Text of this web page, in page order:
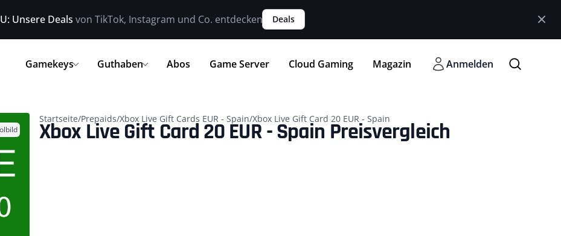
Unsere Deals von TikTok, Instagram und Co. entdecken Deals
Gamekeys Guthaben Abos Game Server Cloud Gaming Magazin Anmelden
Startseite/Prepaids/Xbox Live Gift Cards EUR - Spain/Xbox Live Gift Card 20 EUR - Spain
Xbox Live Gift Card 20 EUR - Spain Preisvergleich